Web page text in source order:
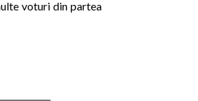
voturi din partea
tăiței